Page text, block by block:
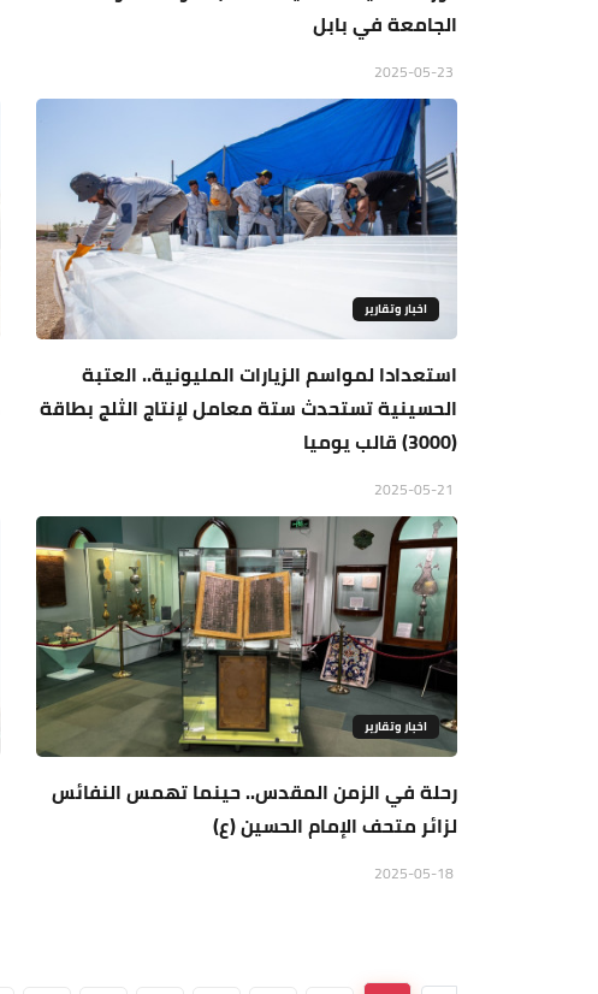
الجامعة في بابل
اخبار وتقارير
استعدادا لمواسم الزيارات المليونية.. العتبة
الحسينية تستحدث ستة معامل لإنتاج الثلج بطاقة
(3000) قالب يوميا
اخبار وتقارير
رحلة في الزمن المقدس.. حينما تهمس النفائس
لزائر متحف الإمام الحسين (ع)